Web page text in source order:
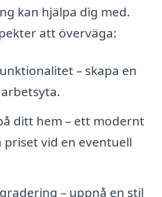
kan hjälpa dig med.
att överväga:
– skapa en
ditt hem – ett modernt
priset vid en eventuell
– uppnå en stil